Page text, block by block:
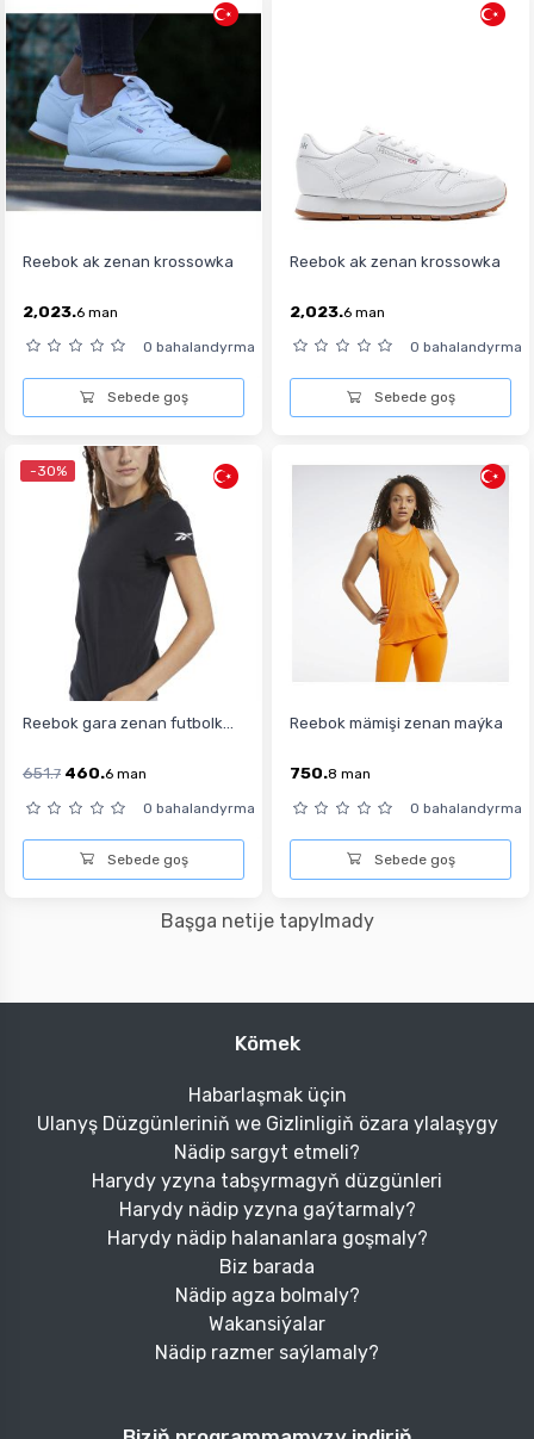
Reebok ak zenan krossowka
2,023.6 man
0 bahalandyrma
Sebede goş
Reebok ak zenan krossowka
2,023.6 man
0 bahalandyrma
Sebede goş
-30%
Reebok gara zenan futbolk...
651.7 460.6 man
0 bahalandyrma
Sebede goş
Reebok mämişi zenan maýka
750.8 man
0 bahalandyrma
Sebede goş
Başga netije tapylmady
Kömek
Habarlaşmak üçin
Ulanyş Düzgünleriniň we Gizlinligiň özara ylalaşygy
Nädip sargyt etmeli?
Harydy yzyna tabşyrmagyň düzgünleri
Harydy nädip yzyna gaýtarmaly?
Harydy nädip halananlara goşmaly?
Biz barada
Nädip agza bolmaly?
Wakansiýalar
Nädip razmer saýlamaly?